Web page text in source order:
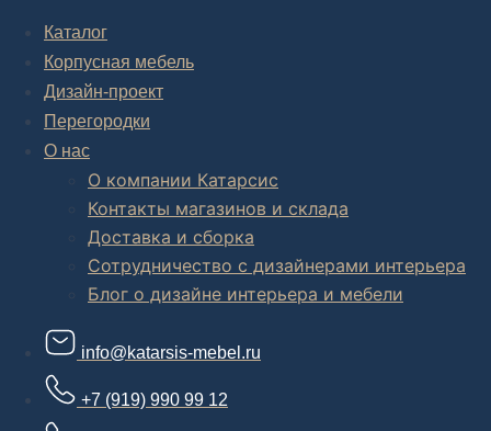
Каталог
Корпусная мебель
Дизайн-проект
Перегородки
О нас
О компании Катарсис
Контакты магазинов и склада
Доставка и сборка
Сотрудничество с дизайнерами интерьера
Блог о дизайне интерьера и мебели
info@katarsis-mebel.ru
+7 (919) 990 99 12